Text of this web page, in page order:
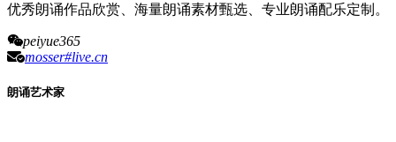
优秀朗诵作品欣赏、海量朗诵素材甄选、专业朗诵配乐定制。
peiyue365
mosser#live.cn
朗诵艺术家